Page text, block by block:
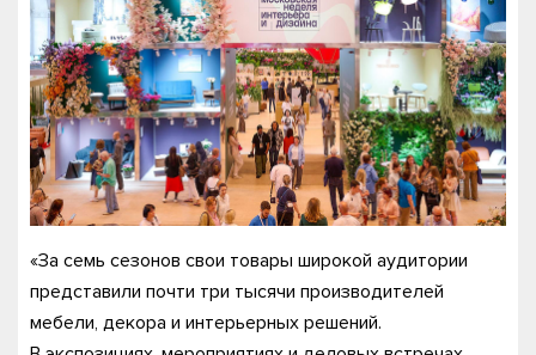
«За семь сезонов свои товары широкой аудитории
представили почти три тысячи производителей
мебели, декора и интерьерных решений.